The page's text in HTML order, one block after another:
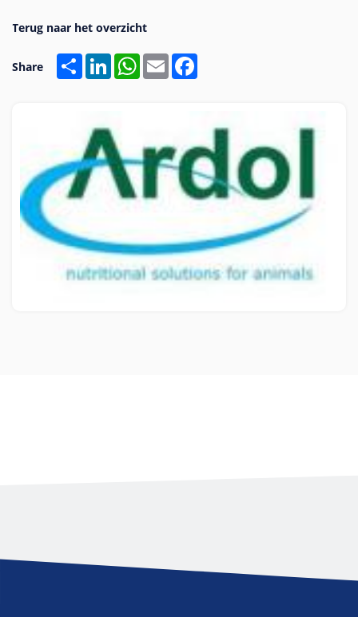
Share Share LinkedInWhatsApp
Email